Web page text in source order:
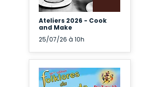
Ateliers 2026 - Cook
and Make
25/07/26 à 10h